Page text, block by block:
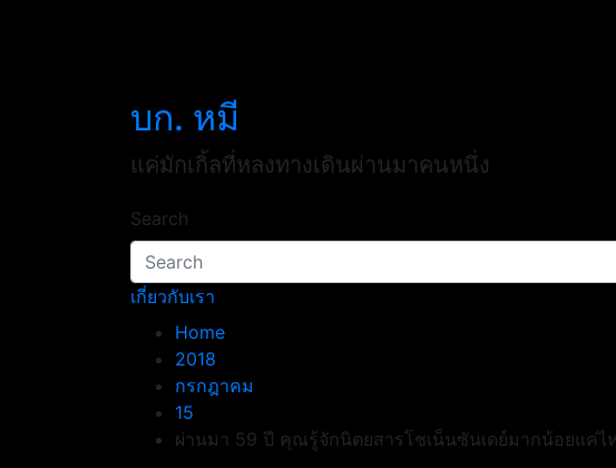
บก. หมี
แค่มักเกิ้ลที่หลงทางเดินผ่านมาคนหนึ่ง
Search
เกี่ยวกับเรา
Home
2018
กรกฎาคม
15
ผ่านมา 59 ปี คุณรู้จักนิตยสารโชเน็นซันเดย์มากน้อยแค่ไ